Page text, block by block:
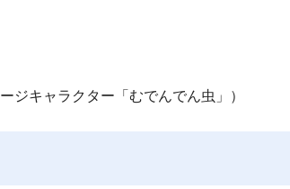
ジキャラクター「むでんでん虫」）